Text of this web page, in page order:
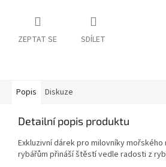
ZEPTAT SE SDÍLET
Popis Diskuze
Detailní popis produktu
Exkluzivní dárek pro milovníky
rybářům přináší štěstí vedle radosti z